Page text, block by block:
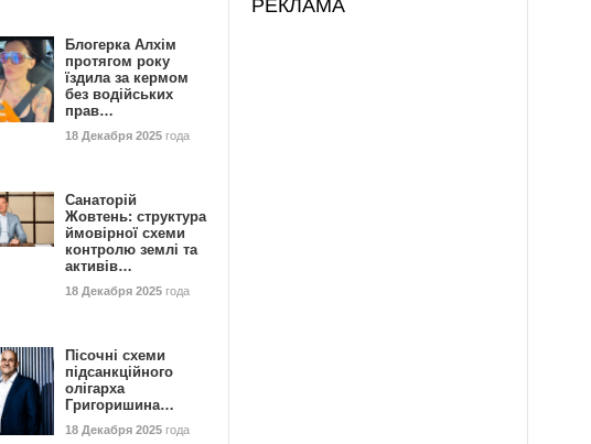
Блогерка Алхім
протягом року
їздила за кермом
без водійських
прав…
18 Декабря 2025 года
Санаторій
Жовтень: структура
ймовірної схеми
контролю землі та
активів…
18 Декабря 2025 года
Пісочні схеми
підсанкційного
олігарха
Григоришина…
18 Декабря 2025 года
РЕКЛАМА